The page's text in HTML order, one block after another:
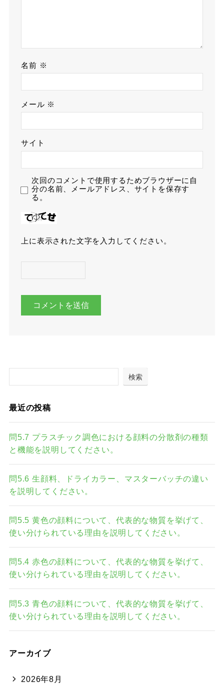
名前 ※
メール ※
サイト
次回のコメントで使用するためブラウザーに自
分の名前、メールアドレス、サイトを保存す
る。
上に表示された文字を入力してください。
検索
最近の投稿
問5.7 プラスチック調色における顔料の分散剤の種類
と機能を説明してください。
問5.6 生顔料、ドライカラー、マスターバッチの違い
を説明してください。
問5.5 黄色の顔料について、代表的な物質を挙げて、
使い分けられている理由を説明してください。
問5.4 赤色の顔料について、代表的な物質を挙げて、
使い分けられている理由を説明してください。
問5.3 青色の顔料について、代表的な物質を挙げて、
使い分けられている理由を説明してください。
アーカイブ
2026年8月